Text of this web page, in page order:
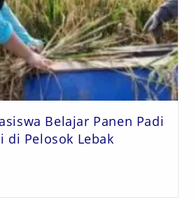
Belajar Panen Padi
di Pelosok Lebak